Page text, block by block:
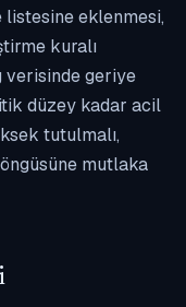
eklenmesi,
kuralı
verisinde geriye
düzey kadar acil
tutulmalı,
mutlaka